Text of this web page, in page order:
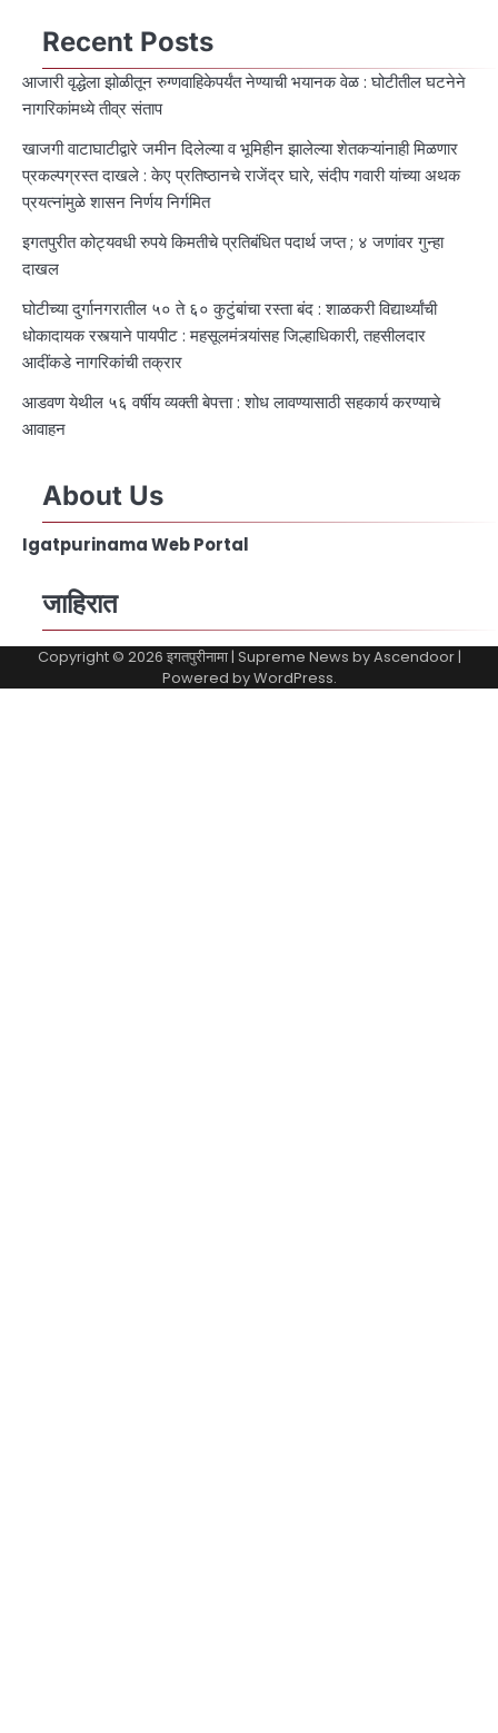
Recent Posts
आजारी वृद्धेला झोळीतून रुग्णवाहिकेपर्यंत नेण्याची भयानक वेळ : घोटीतील घटनेने
नागरिकांमध्ये तीव्र संताप
खाजगी वाटाघाटीद्वारे जमीन दिलेल्या व भूमिहीन झालेल्या शेतकऱ्यांनाही मिळणार
प्रकल्पग्रस्त दाखले : केए प्रतिष्ठानचे राजेंद्र घारे, संदीप गवारी यांच्या अथक
प्रयत्नांमुळे शासन निर्णय निर्गमित
इगतपुरीत कोट्यवधी रुपये किमतीचे प्रतिबंधित पदार्थ जप्त ; ४ जणांवर गुन्हा
दाखल
घोटीच्या दुर्गानगरातील ५० ते ६० कुटुंबांचा रस्ता बंद : शाळकरी विद्यार्थ्यांची
धोकादायक रस्त्याने पायपीट : महसूलमंत्र्यांसह जिल्हाधिकारी, तहसीलदार
आदींकडे नागरिकांची तक्रार
आडवण येथील ५६ वर्षीय व्यक्ती बेपत्ता : शोध लावण्यासाठी सहकार्य करण्याचे
आवाहन
About Us
Igatpurinama Web Portal
जाहिरात
Copyright © 2026 इगतपुरीनामा| Supreme News byAscendoor|
Powered byWordPress.